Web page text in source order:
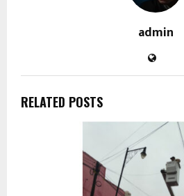
admin
RELATED POSTS